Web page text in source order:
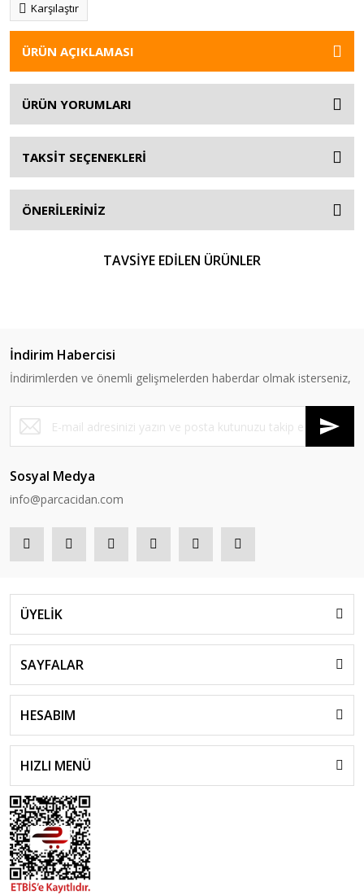
Karşılaştır
ÜRÜN AÇIKLAMASI
ÜRÜN YORUMLARI
TAKSİT SEÇENEKLERİ
ÖNERİLERİNİZ
TAVSİYE EDİLEN ÜRÜNLER
Ferodo
145,25 TL
175,00 TL
Valeo
Onnuri
Mazda 6 2.0 (2002→) Hava Filtresi [RF4F-13-Z40]
249,58 TL
300,70 TL
İndirim Habercisi
İndirimlerden ve önemli gelişmelerden haberdar olmak isterseniz,
Sosyal Medya
info@parcacidan.com
ÜYELİK
SAYFALAR
HESABIM
HIZLI MENÜ